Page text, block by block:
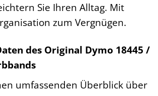
Sie Ihren Alltag. Mit
zum Vergnügen.
des Original Dymo 18445 /
umfassenden Überblick über